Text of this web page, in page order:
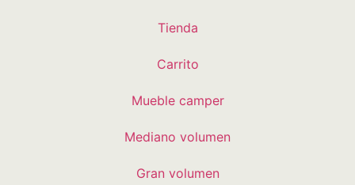
Tienda
Carrito
Mueble camper
Mediano volumen
Gran volumen